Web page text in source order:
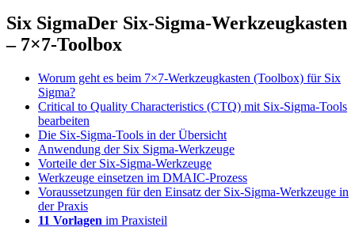
Six SigmaDer Six-Sigma-Werkzeugkasten
– 7×7-Toolbox
Worum geht es beim 7×7-Werkzeugkasten (Toolbox) für Six
Sigma?
Critical to Quality Characteristics (CTQ) mit Six-Sigma-Tools
bearbeiten
Die Six-Sigma-Tools in der Übersicht
Anwendung der Six Sigma-Werkzeuge
Vorteile der Six-Sigma-Werkzeuge
Werkzeuge einsetzen im DMAIC-Prozess
Voraussetzungen für den Einsatz der Six-Sigma-Werkzeuge in
der Praxis
11 Vorlagen im Praxisteil